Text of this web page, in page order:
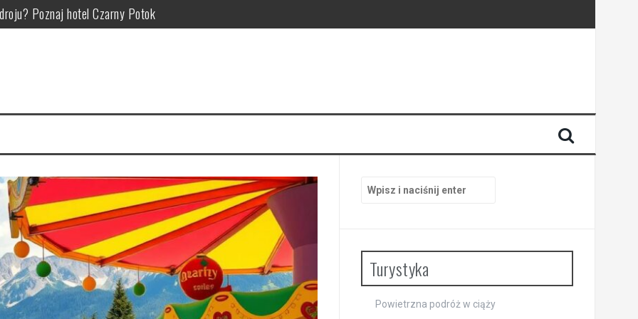
Poznaj hotel Czarny Potok
polega, kiedy pomaga i jak go wykonywać w ramach rehabilitacji
okolicy – jak wybrać nocleg pod kątem atrakcji i relaksu?
od czego zależy cena noclegów i atrakcji turystycznych
atrakcje i wypoczynek dla każdego pokolenia
Turystyka
Powietrzna podróż w ciąży